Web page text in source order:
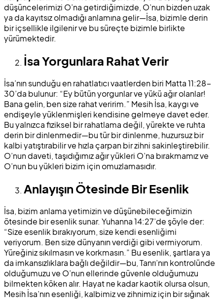
düşüncelerimizi O’na getirdiğimizde, O’nun bizden uzak
ya da kayıtsız olmadığı anlamına gelir—İsa, bizimle derin
bir içsellikle ilgilenir ve bu süreçte bizimle birlikte
yürümektedir.
İsa Yorgunlara Rahat Verir
İsa’nın sunduğu en rahatlatıcı vaatlerden biri Matta 11:28-
30’da bulunur: “Ey bütün yorgunlar ve yükü ağır olanlar!
Bana gelin, ben size rahat veririm.” Mesih İsa, kaygı ve
endişeyle yüklenmişleri kendisine gelmeye davet eder.
Bu yalnızca fiziksel bir rahatlama değil, yürekte ve ruhta
derin bir dinlenmedir—bu tür bir dinlenme, huzursuz bir
kalbi yatıştırabilir ve hızla çarpan bir zihni sakinleştirebilir.
O’nun daveti, taşıdığımız ağır yükleri O’na bırakmamız ve
O’nun bu yükleri bizim için omuzlamasıdır.
Anlayışın Ötesinde Bir Esenlik
İsa, bizim anlama yetimizin ve düşünebileceğimizin
ötesinde bir esenlik sunar. Yuhanna 14:27’de şöyle der:
“Size esenlik bırakıyorum, size kendi esenliğimi
veriyorum. Ben size dünyanın verdiği gibi vermiyorum.
Yüreğiniz sıkılmasın ve korkmasın.” Bu esenlik, şartlara ya
da imkansızlıklara bağlı değildir—bu, Tanrı’nın kontrolünde
olduğumuzu ve O’nun ellerinde güvenle olduğumuzu
bilmekten köken alır. Hayat ne kadar kaotik olursa olsun,
Mesih İsa’nın esenliği, kalbimiz ve zihnimiz için bir sığınak